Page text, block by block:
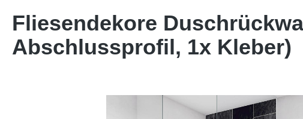
Fliesendekore
Abschlussprofil, 1x Kleber)